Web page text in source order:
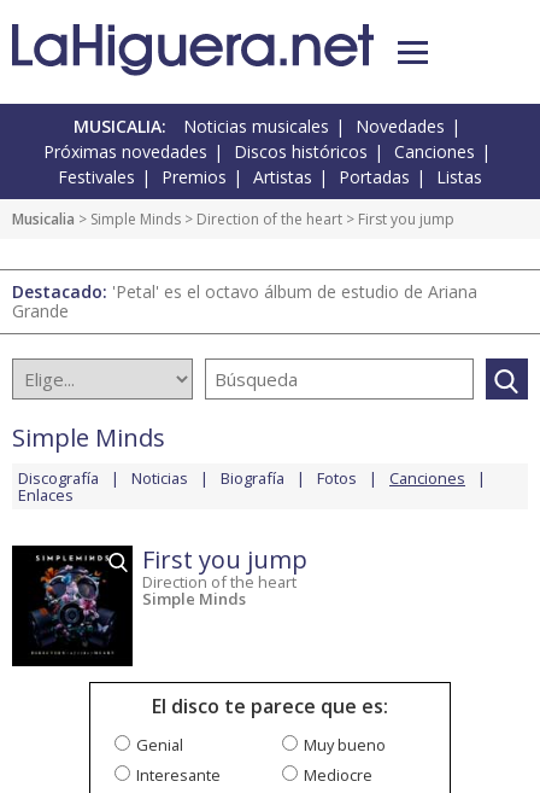
MUSICALIA: Noticias musicales
Novedades
Próximas novedades
Discos históricos
Canciones
Festivales
Premios Artistas Portadas Listas
Musicalia > Simple Minds > Direction of the heart > First you jump
Destacado: 'Petal' es el octavo álbum de estudio de Ariana
Grande
Simple Minds
Discografía Noticias Biografía Fotos Canciones
Enlaces
First you jump
Direction of the heart
Simple Minds
El disco te parece que es:
Genial
Muy bueno
Interesante
Mediocre